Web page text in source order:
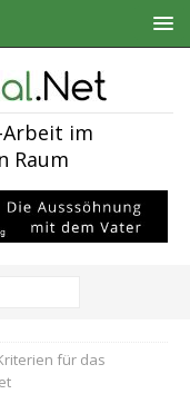
Arbeit im
Raum
für das